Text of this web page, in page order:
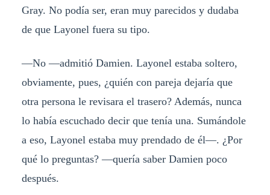
Gray. No podía ser, eran muy parecidos y dudaba
de que Layonel fuera su tipo.
—No —admitió Damien. Layonel estaba soltero,
obviamente, pues, ¿quién con pareja dejaría que
otra persona le revisara el trasero? Además, nunca
lo había escuchado decir que tenía una. Sumándole
a eso, Layonel estaba muy prendado de él—. ¿Por
qué lo preguntas? —quería saber Damien poco
después.